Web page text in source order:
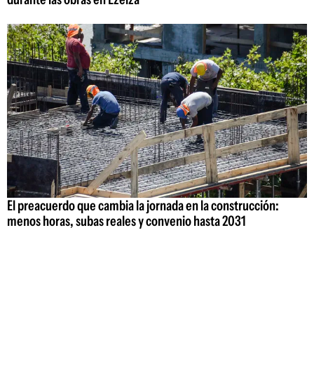
El preacuerdo que cambia la jornada en la construcción:
menos horas, subas reales y convenio hasta 2031